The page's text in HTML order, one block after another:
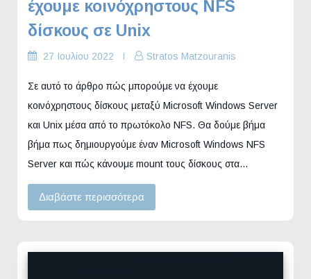
έχουμε κοινόχρηστους NFS
δίσκους σε Unix
27 Ιουλίου 2022 Stratos Matzouranis
Σε αυτό το άρθρο πώς μπορούμε να έχουμε
κοινόχρηστους δίσκους μεταξύ Microsoft Windows Server
και Unix μέσα από το πρωτόκολο NFS. Θα δούμε βήμα
βήμα πως δημιουργούμε έναν Microsoft Windows NFS
Server και πώς κάνουμε mount τους δίσκους στα…
Διαβάστε περισσότερα